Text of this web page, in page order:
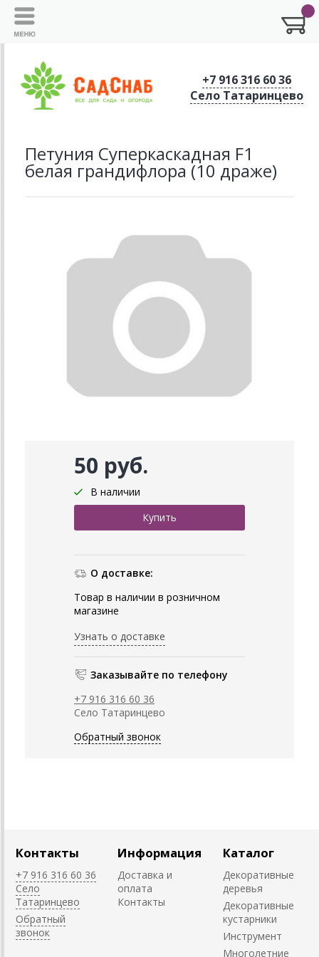
+7 916 316 60 36
Село Татаринцево
Петуния Суперкаскадная F1
белая грандифлора (10 драже)
50 руб.
В наличии
О доставке:
Товар в наличии в розничном
магазине
Узнать о доставке
Заказывайте по телефону
+7 916 316 60 36
Село Татаринцево
Обратный звонок
Контакты
+7 916 316 60 36
Село
Татаринцево
Обратный
звонок
Информация
Доставка и
оплата
Контакты
Каталог
Декоративные
деревья
Декоративные
кустарники
Инструмент
Многолетние